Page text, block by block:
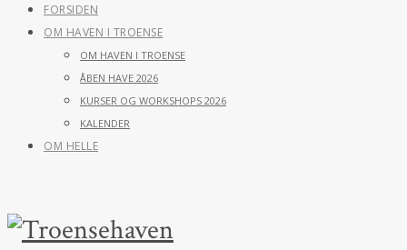
FORSIDEN
OM HAVEN I TROENSE
OM HAVEN I TROENSE
ÅBEN HAVE 2026
KURSER OG WORKSHOPS 2026
KALENDER
OM HELLE